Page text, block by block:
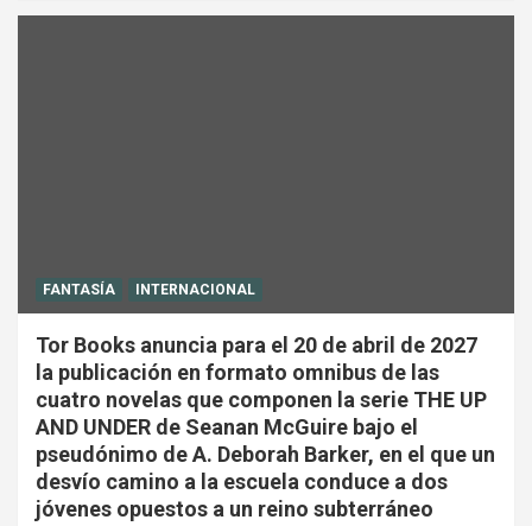
FANTASÍA INTERNACIONAL
Tor Books anuncia para el 20 de abril de 2027
la publicación en formato omnibus de las
cuatro novelas que componen la serie THE UP
AND UNDER de Seanan McGuire bajo el
pseudónimo de A. Deborah Barker, en el que un
desvío camino a la escuela conduce a dos
jóvenes opuestos a un reino subterráneo